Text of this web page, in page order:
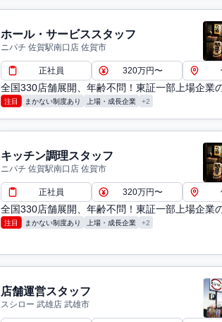
ホール・サービススタッフ
ニパチ 佐賀駅南口店 佐賀市
正社員 320万円〜
全国330店舗展開、年齢不問！東証一部上場企業
注目 まかない制度あり 上場・成長企業 +2
キッチン調理スタッフ
ニパチ 佐賀駅南口店 佐賀市
正社員 320万円〜
全国330店舗展開、年齢不問！東証一部上場企業
注目 まかない制度あり 上場・成長企業 +2
店舗運営スタッフ
スシロー 武雄店 武雄市